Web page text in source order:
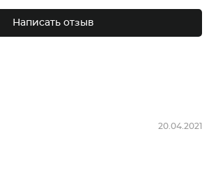
Написать отзыв
20.04.2021